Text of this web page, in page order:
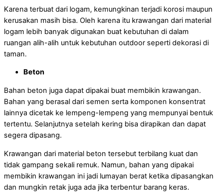
Karena terbuat dari logam, kemungkinan terjadi korosi maupun
kerusakan masih bisa. Oleh karena itu krawangan dari material
logam lebih banyak digunakan buat kebutuhan di dalam
ruangan alih-alih untuk kebutuhan outdoor seperti dekorasi di
taman.
Beton
Bahan beton juga dapat dipakai buat membikin krawangan.
Bahan yang berasal dari semen serta komponen konsentrat
lainnya dicetak ke lempeng-lempeng yang mempunyai bentuk
tertentu. Selanjutnya setelah kering bisa dirapikan dan dapat
segera dipasang.
Krawangan dari material beton tersebut terbilang kuat dan
tidak gampang sekali remuk. Namun, bahan yang dipakai
membikin krawangan ini jadi lumayan berat ketika dipasangkan
dan mungkin retak juga ada jika terbentur barang keras.